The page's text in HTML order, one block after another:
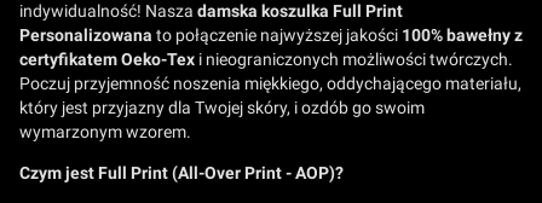
indywidualność! Nasza damska koszulka Full Print
Personalizowana to połączenie najwyższej jakości 100% bawełny z
certyfikatem Oeko-Tex i nieograniczonych możliwości twórczych.
Poczuj przyjemność noszenia miękkiego, oddychającego materiału,
który jest przyjazny dla Twojej skóry, i ozdób go swoim
wymarzonym wzorem.
Czym jest Full Print (All-Over Print - AOP)?